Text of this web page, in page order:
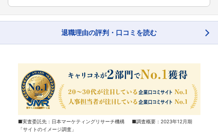
退職理由の評判・口コミを読む
■実査委託先：日本マーケティングリサーチ機構 ■調査概要：2023年12月期
「サイトのイメージ調査」